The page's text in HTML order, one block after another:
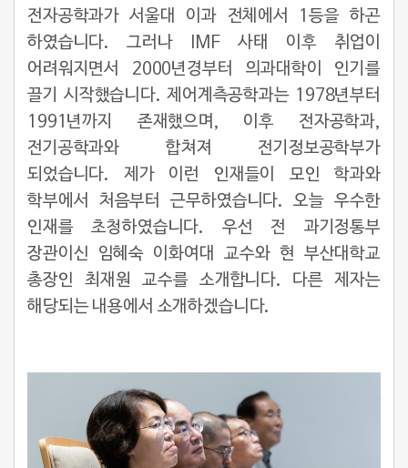
전자공학과가 서울대 이과 전체에서 1등을 하곤
하였습니다. 그러나 IMF 사태 이후 취업이
어려워지면서 2000년경부터 의과대학이 인기를
끌기 시작했습니다. 제어계측공학과는 1978년부터
1991년까지 존재했으며, 이후 전자공학과,
전기공학과와 합쳐져 전기정보공학부가
되었습니다. 제가 이런 인재들이 모인 학과와
학부에서 처음부터 근무하였습니다. 오늘 우수한
인재를 초청하였습니다. 우선 전 과기정통부
장관이신 임혜숙 이화여대 교수와 현 부산대학교
총장인 최재원 교수를 소개합니다. 다른 제자는
해당되는 내용에서 소개하겠습니다.